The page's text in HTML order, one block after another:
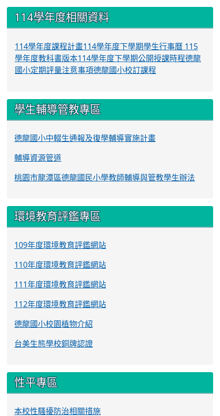
::: 114學年度相關資料
114學年度課程計畫114學年度下學期學生行事曆 115
學年度教科書版本114學年度下學期公開授課時程德龍
國小定期評量注意事項德龍國小校訂課程
學生輔導管教專區
德龍國小中輟生通報及復學輔導實施計畫
輔導資源管道
桃園市龍潭區德龍國民小學教師輔導與管教學生辦法
環境教育評鑑專區
109年度環境教育評鑑網站
110年度環境教育評鑑網站
111年度環境教育評鑑網站
112年度環境教育評鑑網站
德龍國小校園植物介紹
台美生態學校銅牌認證
性平專區
本校性騷擾防治相關措施